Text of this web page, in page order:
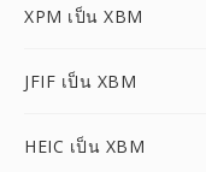
XPM เป็น XBM
JFIF เป็น XBM
HEIC เป็น XBM